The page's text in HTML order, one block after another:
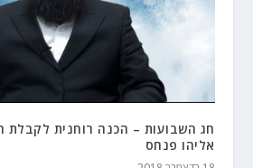
חג השבועות – הכנה רוחנית
אליהו פנחס